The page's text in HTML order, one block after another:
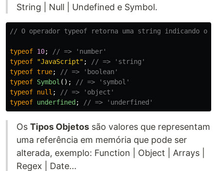
String | Null | Undefined e Symbol.
// O operador typeof retorna uma string indicando o
typeof 10;
// => 'number'
typeof
"JavaScript" ;
// => 'string'
typeof true;
// => 'boolean'
typeof Symbol ();
// => 'symbol'
typeof null ;
// => 'object'
typeof underfined ; // => 'underfined'
Os Tipos Objetos são valores que representam
uma referência em memória que pode ser
alterada, exemplo: Function | Object | Arrays |
Regex | Date...